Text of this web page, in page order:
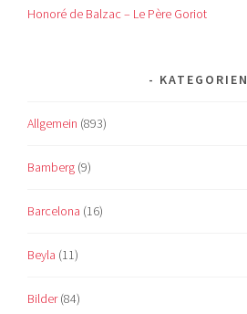
Honoré de Balzac – Le Père Goriot
KATEGORIEN
Allgemein (893)
Bamberg (9)
Barcelona (16)
Beyla (11)
Bilder(84)